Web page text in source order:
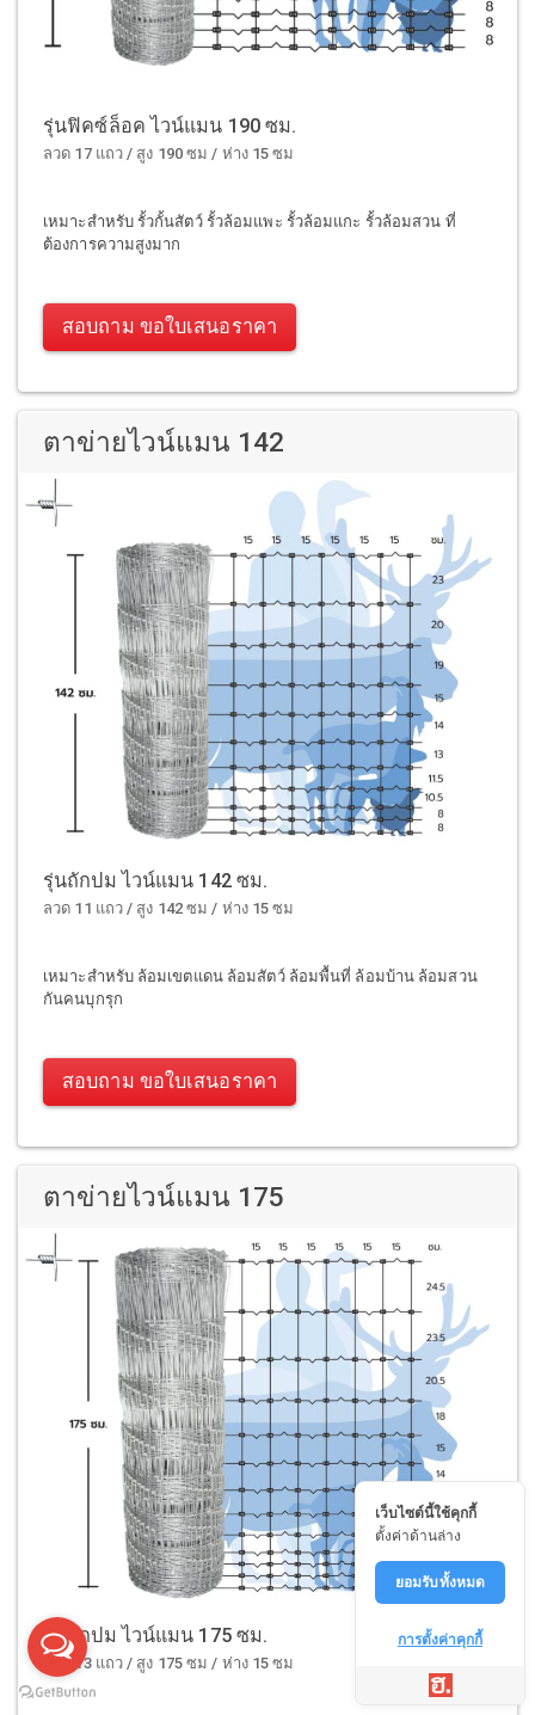
รุ่นฟิคซ์ล็อค ไวน์แมน 190 ซม.
ลวด 17 แถว / สูง 190 ซม / ห่าง 15 ซม
เหมาะสำหรับ รั้วกั้นสัตว์ รั้วล้อมแพะ รั้วล้อมแกะ รั้วล้อมสวน ที่
ต้องการความสูงมาก
สอบถาม ขอใบเสนอราคา
ตาข่ายไวน์แมน 142
รุ่นถักปม ไวน์แมน 142 ซม.
ลวด 11 แถว / สูง 142 ซม / ห่าง 15 ซม
เหมาะสำหรับ ล้อมเขตแดน ล้อมสัตว์ ล้อมพื้นที่ ล้อมบ้าน ล้อมสวน
กันคนบุกรุก
สอบถาม ขอใบเสนอราคา
ตาข่ายไวน์แมน 175
รุ่นถักปม ไวน์แมน 175 ซม.
ลวด 13 แถว / สูง 175 ซม / ห่าง 15 ซม
เว็บไซต์นี้ใช้คุกกี้
ตั้งค่าด้านล่าง
ยอมรับทั้งหมด
การตั้งค่าคุกกี้